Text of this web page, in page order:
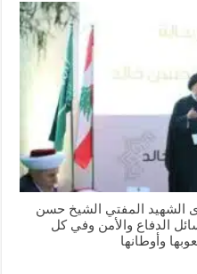
الشهيد المفتي الشيخ حسن
الدفاع والأمن وفي كل
وأوطانها